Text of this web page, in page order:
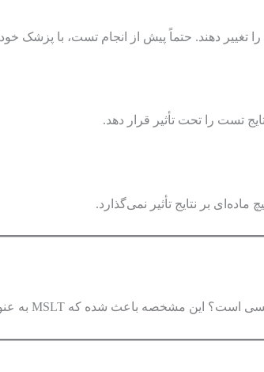
تغییر دهند. حتماً پیش از انجام تست، با
تست را تحت تأثیر قرار دهد.
بر نتایج تأثیر نمی‌گذارد.